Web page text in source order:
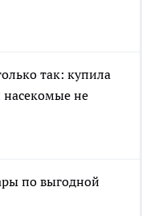
так: купила
не
по выгодной